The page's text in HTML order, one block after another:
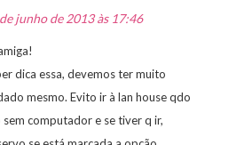
junho de 2013 às 17:46
dica essa, devemos ter muito
mesmo. Evito ir à lan house qdo
sem computador e se tiver q ir,